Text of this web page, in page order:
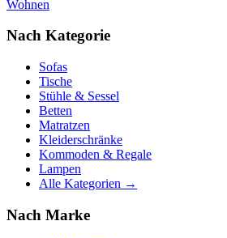
Wohnen
Nach Kategorie
Sofas
Tische
Stühle & Sessel
Betten
Matratzen
Kleiderschränke
Kommoden & Regale
Lampen
Alle Kategorien →
Nach Marke